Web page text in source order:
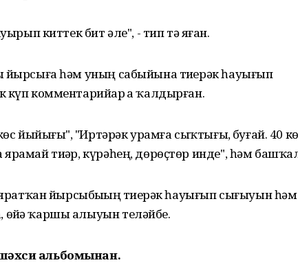
киттек бит әле", - тип тә яҙған.
йырсыға һәм уның сабыйына тиҙерәк һауығып
күп комментарийҙар ҙа ҡалдырған.
йыйығыҙ", "Иртәрәк урамға сыҡтығыҙ, буғай. 40
тиҙәр, күрәһең, дөрөҫтөр инде", һәм
яратҡан йырсыбыҙҙың тиҙерәк һауығып сығыуын һәм
ҡаршы алыуын теләйбеҙ.
альбомынан.